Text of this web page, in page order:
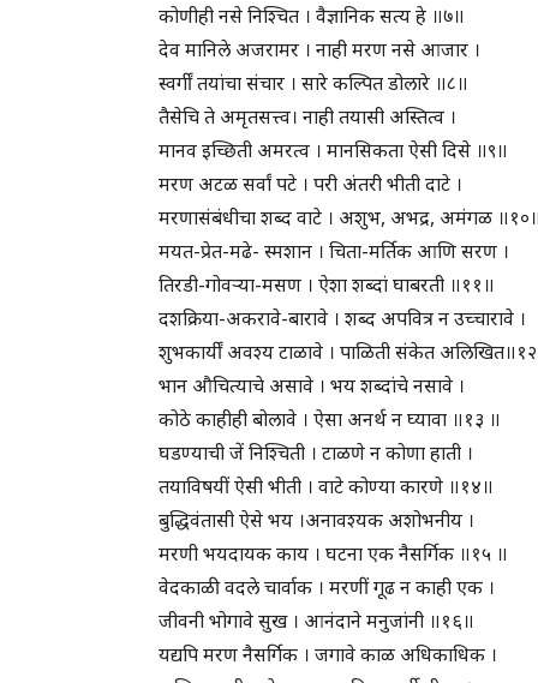
कोणीही नसे निश्चित । वैज्ञानिक सत्य हे ॥७॥
देव मानिले अजरामर । नाही मरण नसे आजार ।
स्वर्गीं तयांचा संचार । सारे कल्पित डोलारे ॥८॥
तैसेचि ते अमृतसत्त्व। नाही तयासी अस्तित्व ।
मानव इच्छिती अमरत्व । मानसिकता ऐसी दिसे ॥९॥
मरण अटळ सर्वां पटे । परी अंतरी भीती दाटे ।
मरणासंबंधीचा शब्द वाटे । अशुभ, अभद्र, अमंगळ
मयत-प्रेत-मढे- स्मशान । चिता-मर्तिक आणि सरण ।
तिरडी-गोवर्‍या-मसण । ऐशा शब्दां घाबरती ॥११॥
दशक्रिया-अकरावे-बारावे । शब्द अपवित्र न उच्चारावे ।
शुभकार्यीं अवश्य टाळावे । पाळिती संकेत
भान औचित्याचे असावे । भय शब्दांचे नसावे ।
कोठे काहीही बोलावे । ऐसा अनर्थ न घ्यावा ॥१३ ॥
घडण्याची जें निश्चिती । टाळणे न कोणा हाती ।
तयाविषयीं ऐसी भीती । वाटे कोण्या कारणे ॥१४॥
बुद्धिवंतासी ऐसे भय ।अनावश्यक अशोभनीय ।
मरणी भयदायक काय । घटना एक नैसर्गिक ॥१५ ॥
वेदकाळी वदले चार्वाक । मरणीं गूढ न काही एक ।
जीवनी भोगावे सुख । आनंदाने मनुजांनी ॥१६॥
यद्यपि मरण नैसर्गिक । जगावे काळ अधिकाधिक ।